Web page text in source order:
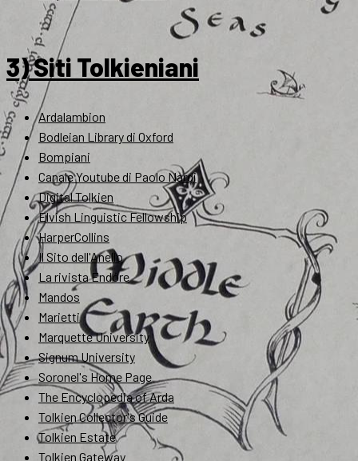
3) Siti Tolkieniani
Ardalambion
Bodleian Library di Oxford
Bompiani
Canale Youtube di Paolo Nardi
Digital Tolkien
Elvish Linguistic Fellowship
HarperCollins
Il Sito dell'Anello
La rivista Endóre
Mandos
Marietti
Marquette University
Signum University
Soronel's Home Page
The Encyclopedia of Arda
Tolkien Collector's Guide
Tolkien Estate
Tolkien Gateway